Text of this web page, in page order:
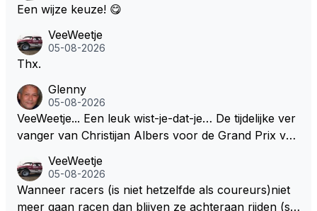
Een wijze keuze! 😋
VeeWeetje
05-08-2026
Thx.
Glenny
05-08-2026
VeeWeetje... Een leuk wist-je-dat-je… De tijdelijke ver
vanger van Christijan Albers voor de Grand Prix van
rkus Winkelhock. Vanaf de race daarna werd het st
oeltje definitief overgenomen door Sakon Yamamot
o. Na 2 rondes gokte Markus Winkelhock goed (hij k
VeeWeetje
05-08-2026
Wanneer racers (is niet hetzelfde als coureurs)niet
meer gaan racen dan blijven ze achteraan rijden (so